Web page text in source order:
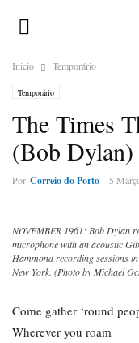
Inicio Temporário
Temporário
The Times
(Bob Dylan)
Por Correio do Porto- 5
NOVEMBER 1961: Bob Dylan
microphone with an acoustic
Hammond recording sessions
New York. (Photo by Michael
Come gather ‘round
Wherever you roam